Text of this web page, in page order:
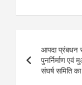
आपदा प्रंबधन
पुनर्निर्माण
संघर्ष समिति